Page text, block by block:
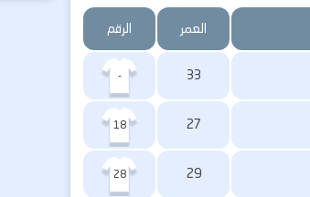
العمر الرقم
33
-
27
18
29
28